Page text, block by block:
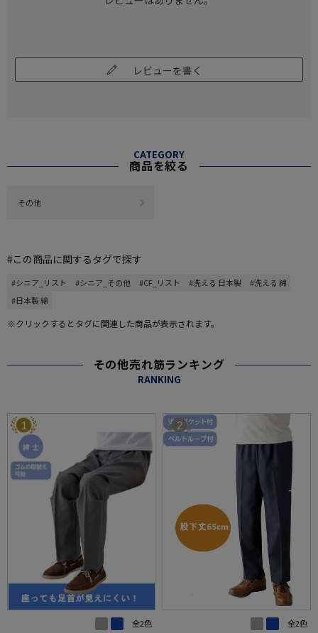
レビューを書く
CATEGORY
商品を絞る
その他
#この商品に関するタグで探す
#シニア_リスト #シニア_その他 #CF_リスト #洗える 日本製
#洗える 綿
#日本製 綿
※クリックするとタグに関連した商品が表示されます。
その他売れ筋ランキング
RANKING
1
全2色
2
全2色